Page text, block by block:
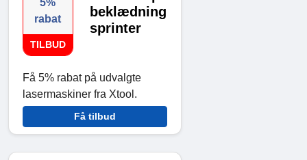
5%
rabat
TILBUD
beklædning
sprinter
Få 5% rabat på udvalgte
lasermaskiner fra Xtool.
Få tilbud